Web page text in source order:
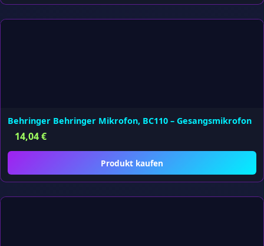
Behringer Behringer Mikrofon, BC110 – Gesangsmikrofon
14,04€
Produkt kaufen